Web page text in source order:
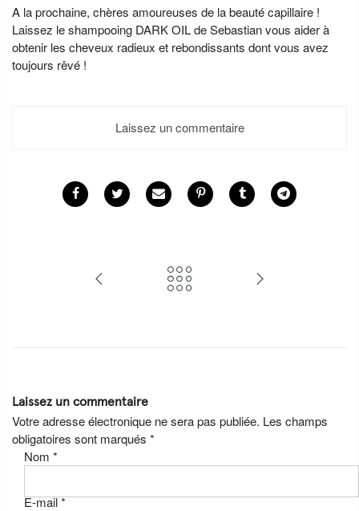
A la prochaine, chères amoureuses de la beauté capillaire !
Laissez le shampooing DARK OIL de Sebastian vous aider à
obtenir les cheveux radieux et rebondissants dont vous avez
toujours rêvé !
Laissez un commentaire
Laissez un commentaire
Votre adresse électronique ne sera pas publiée. Les champs
obligatoires sont marqués *
Nom *
E-mail*